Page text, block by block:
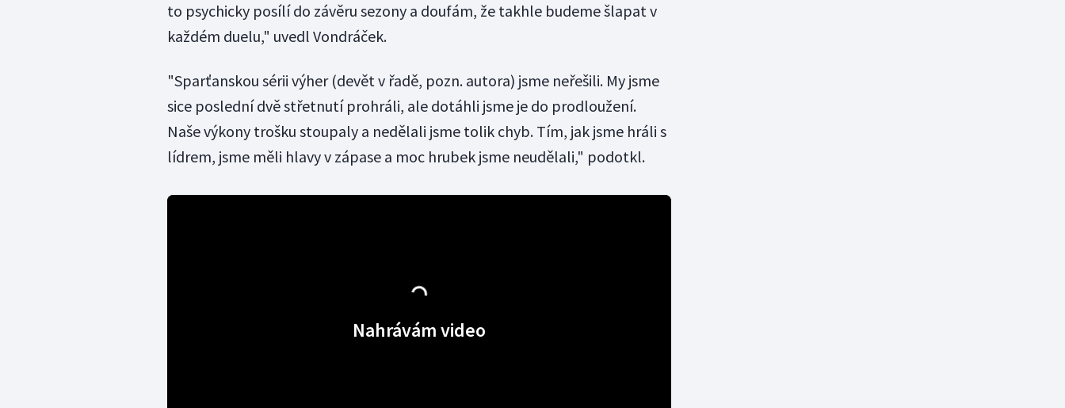
to psychicky posílí do závěru sezony a doufám, že takhle budeme šlapat v
každém duelu," uvedl Vondráček.
"Sparťanskou sérii výher (devět v řadě, pozn. autora) jsme neřešili. My jsme
sice poslední dvě střetnutí prohráli, ale dotáhli jsme je do prodloužení.
Naše výkony trošku stoupaly a nedělali jsme tolik chyb. Tím, jak jsme hráli s
lídrem, jsme měli hlavy v zápase a moc hrubek jsme neudělali," podotkl.
Nahrávám video